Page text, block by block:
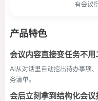
有会议
产品特色
会议内容直接变任务不用
AI从对话里自动挖出待办事项
务清单。
会后立刻拿到结构化会议